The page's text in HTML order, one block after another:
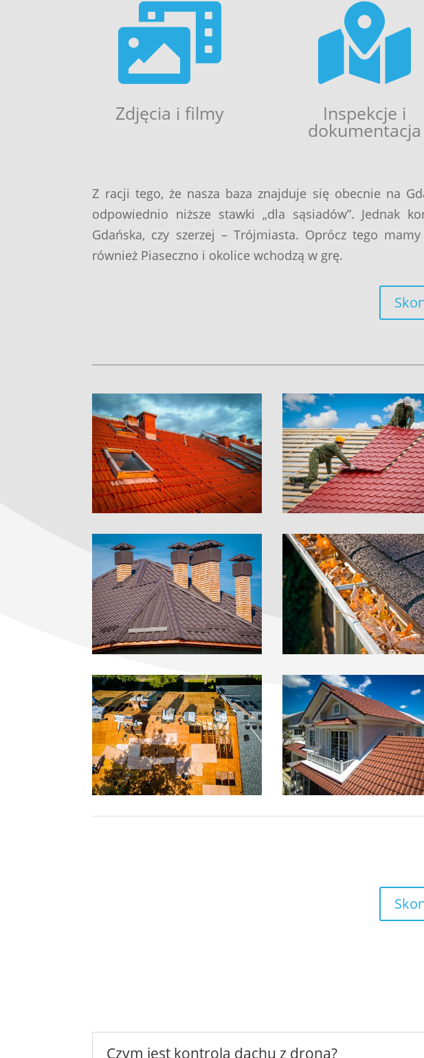

Zdjęcia i filmy

Inspekcje i
dokumentacja
Z racji tego, że nasza baza znajduje się obecnie na
odpowiednio niższe stawki „dla sąsiadów”. Jednak
Gdańska, czy szerzej – Trójmiasta. Oprócz tego
również Piaseczno i okolice wchodzą w grę.
Czym jest kontrola dachu z drona?